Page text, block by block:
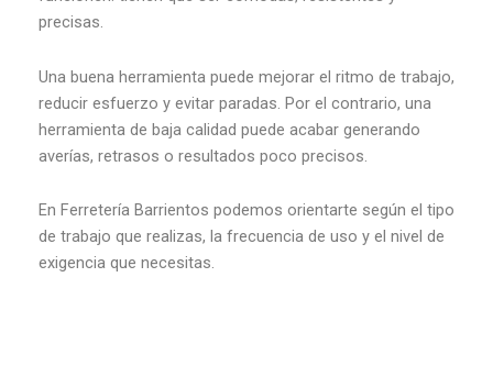
precisas.
Una buena herramienta puede mejorar el ritmo de trabajo,
reducir esfuerzo y evitar paradas. Por el contrario, una
herramienta de baja calidad puede acabar generando
averías, retrasos o resultados poco precisos.
En Ferretería Barrientos podemos orientarte según el tipo
de trabajo que realizas, la frecuencia de uso y el nivel de
exigencia que necesitas.